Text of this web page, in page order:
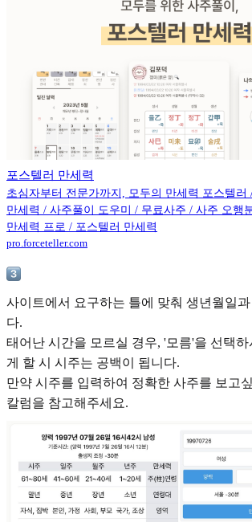
포스텔러 만세력
초심자부터 전문가까지, 모두의 만세력 포스텔러
만세력 / 사주풀이 도우미 / 무료사주 / 사주 오행
만세력 프로 / 포스텔러 만세력
pro.forceteller.com
사이트에서 요구하는 틀에 맞춰 생년월일과
다.
태어난 시간을 모르실 경우, '모름'을 선택하
게 할 시 시주는 공백이 됩니다.
만약 시주를 입력하여 정확한 사주를 보고
칼럼을 참고해주세요.